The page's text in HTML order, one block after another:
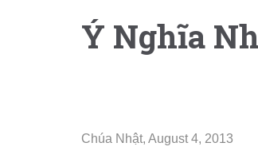
Ý Nghĩa
Chúa Nhật, August 4, 2013